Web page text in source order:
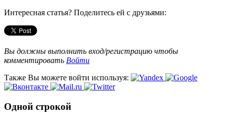
Интересная статья? Поделитесь ей с друзьями:
Вы должны выполнить вход/регистрацию чтобы
комментировать Войти
Также Вы можете войти используя:
Одной строкой